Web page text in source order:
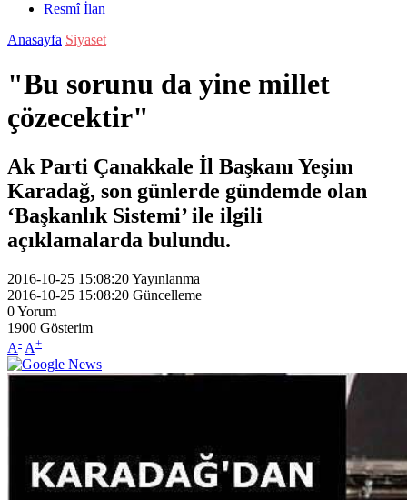
Resmî İlan
Anasayfa Siyaset
"Bu sorunu da yine millet
çözecektir"
Ak Parti Çanakkale İl Başkanı Yeşim
Karadağ, son günlerde gündemde olan
‘Başkanlık Sistemi’ ile ilgili
açıklamalarda bulundu.
2016-10-25 15:08:20Yayınlanma
2016-10-25 15:08:20 Güncelleme
0Yorum
1900 Gösterim
A- A+